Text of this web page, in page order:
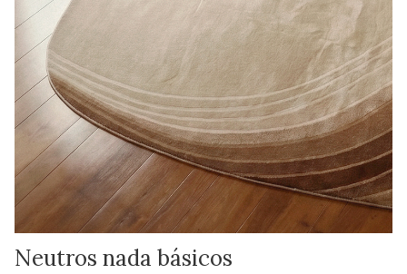
Neutros nada básicos